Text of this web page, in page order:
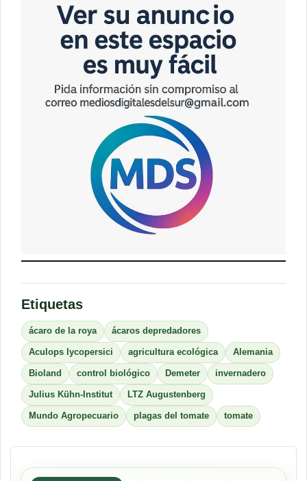
Etiquetas
ácaro de la roya ácaros depredadores
Aculops lycopersici agricultura ecológica Alemania
Bioland control biológico Demeter invernadero
Julius Kühn-Institut LTZ Augustenberg
Mundo Agropecuario plagas del tomate tomate